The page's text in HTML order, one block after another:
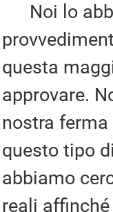
Noi lo
questa
approvare.
nostra
questo tipo
abbiamo
reali